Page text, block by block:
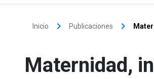
Inicio keyboard_arrow_right Publicaciones keyboard_arrow_right
Maternidad,